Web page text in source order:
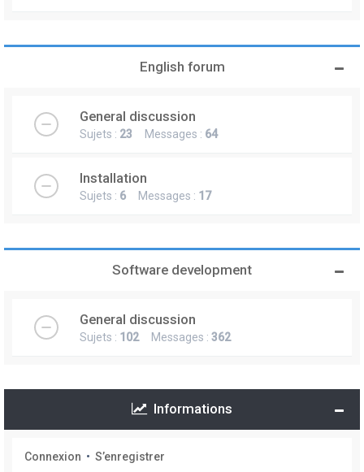
English forum
General discussion
Sujets : 23 Messages : 64
Installation
Sujets : 6 Messages : 17
Software development
General discussion
Sujets : 102Messages : 362
Informations
Connexion • S’enregistrer